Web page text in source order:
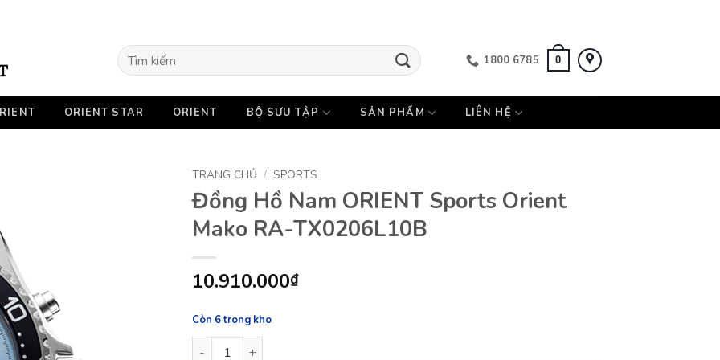
Tìm
kiếm:
1800 6785 0
ORIENT STAR ORIENT BỘ SƯU TẬP SẢN PHẨM LIÊN HỆ
TRANG CHỦ / SPORTS
Đồng Hồ Nam ORIENT Sports Orient
Mako RA-TX0206L10B
10.910.000₫
Còn 6 trong kho
Đồng Hồ Nam ORIENT Sports Orient Mako RA-TX0206L10B số lượng